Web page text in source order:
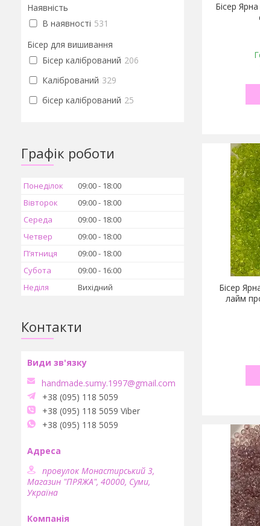
Бісер
Бісер
лайм
Наявність
В наявності 531
Бісер для вишивання
Бісер калібрований 206
Калібрований 329
бісер калібрований 25
Графік роботи
Понеділок 09:00
18:00
Вівторок
09:00
18:00
Середа
09:00
18:00
Четвер
09:00
18:00
Пʼятниця
09:00
18:00
Субота
09:00
16:00
Неділя
Вихідний
Контакти
handmade.sumy.1997@gmail.com
+38 (095) 118 5059
+38 (095) 118 5059 Viber
+38 (095) 118 5059
провулок Монастирський 3,
Магазин "ПРЯЖА", 40000, Суми,
Україна